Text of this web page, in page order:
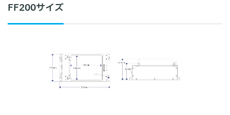
FF200サイズ